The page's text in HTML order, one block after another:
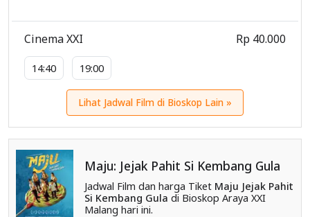
Cinema XXI
14:40 19:00
Rp 40.000
Lihat Jadwal Film di Bioskop Lain »
Maju: Jejak Pahit Si Kembang Gula
Jadwal Film dan harga Tiket Maju Jejak Pahit
Si Kembang Gula di Bioskop Araya XXI
Malang hari ini.